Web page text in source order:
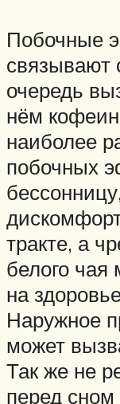
Побочные
связывают
очередь
нём
наиболее
побочных
тракте, а
белого чая
на
Наружное
может
Так же не
перед сном